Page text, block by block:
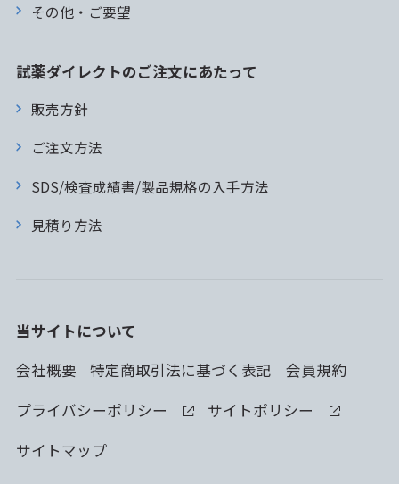
その他・ご要望
試薬ダイレクトのご注文にあたって
販売方針
ご注文方法
SDS/検査成績書/製品規格の入手方法
見積り方法
当サイトについて
会社概要
特定商取引法に基づく表記
会員規約
プライバシーポリシー
サイトポリシー
サイトマップ